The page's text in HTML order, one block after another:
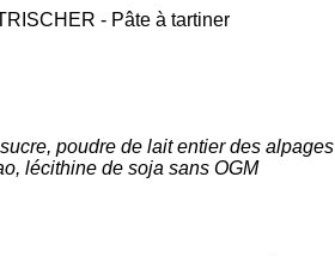
poudre de lait entier des alpages
lécithine de soja sans OGM